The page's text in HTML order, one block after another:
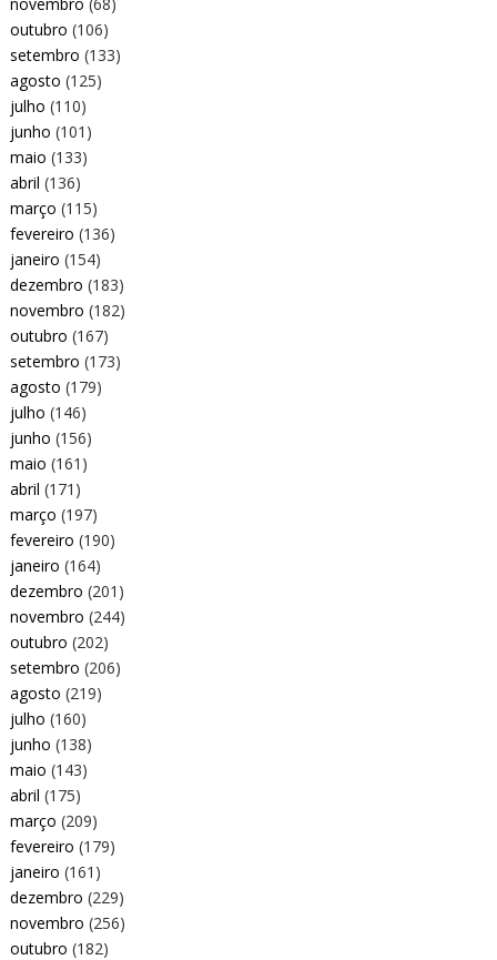
outubro (106)
setembro (133)
agosto (125)
julho (110)
junho (101)
maio (133)
abril (136)
março (115)
fevereiro (136)
janeiro (154)
dezembro (183)
novembro (182)
outubro (167)
setembro (173)
agosto (179)
julho (146)
junho (156)
maio (161)
abril (171)
março (197)
fevereiro (190)
janeiro (164)
dezembro (201)
novembro (244)
outubro (202)
setembro (206)
agosto (219)
julho (160)
junho (138)
maio (143)
abril (175)
março (209)
fevereiro (179)
janeiro (161)
dezembro (229)
novembro (256)
outubro (182)